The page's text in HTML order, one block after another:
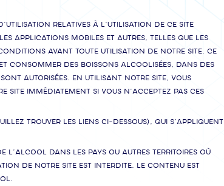
relatives à l’utilisation de ce site
applications mobiles et autres, telles que les
avant toute utilisation de notre Site. Ce
consommer des boissons alcoolisées, dans des
autorisées. En utilisant notre Site, vous
immédiatement si vous n’acceptez pas ces
trouver les liens ci-dessous), qui s’appliquent
l’alcool dans les pays ou autres territoires où
de notre Site est interdite. Le contenu est